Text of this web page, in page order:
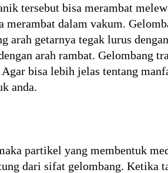
tersebut bisa merambat
dalam vakum.
arah getarnya tegak lurus
arah rambat. Gelombang
bisa lebih jelas tentang
anda.
partikel yang membentuk
dari sifat gelombang. Ketika